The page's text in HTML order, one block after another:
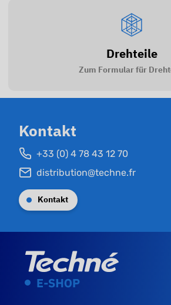
Drehteile
Zum Formular für
Kontakt
+33 (0) 4 78 43 12 70
distribution@techne.fr
Kontakt